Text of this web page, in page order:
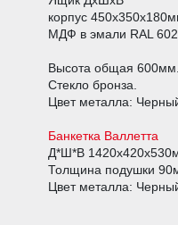
корпус
МДФ в эмали RAL
Высота общая 600мм.
Стекло бронза.
Цвет металла:
Банкетка Валлетта
Д*Ш*В
Толщина подушки
Цвет металла: